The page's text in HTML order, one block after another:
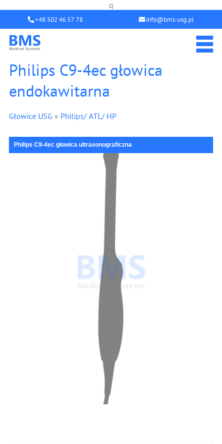
q
+48 502 46 57 78 info@bms-usg.pl
Philips C9-4ec głowica
endokawitarna
Głowice USG » Philips/ ATL/ HP
Philips C9-4ec głowica ultrasonograficzna